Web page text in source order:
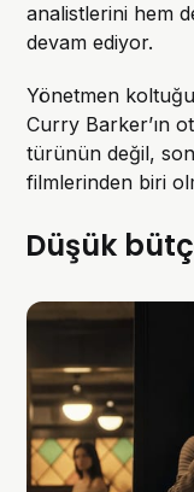
analistlerini hem
devam ediyor.
Yönetmen
Curry Barker’ın
türünün değil, son
filmlerinden biri
Düşük